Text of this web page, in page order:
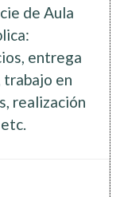
de Aula
entrega
trabajo en
realización